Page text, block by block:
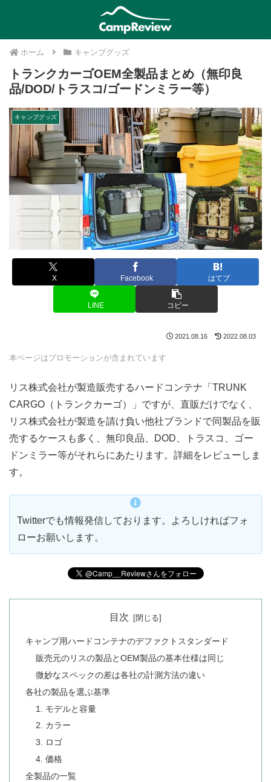
ホーム キャンプグッズ
トランクカーゴOEM全製品まとめ（無印良
品/DOD/トラスコ/ゴードンミラー等）
キャンプグッズ
X Facebook はてブ
LINE コピー
2021.08.16 2022.08.03
本ページはプロモーションが含まれています
リス株式会社が製造販売するハードコンテナ「TRUNK
CARGO（トランクカーゴ）」ですが、直販だけでなく、
リス株式会社が製造を請け負い他社ブランドで同製品を販
売するケースも多く、無印良品、DOD、トラスコ、ゴー
ドンミラー等がそれらにあたります。詳細をレビューしま
す。
Twitterでも情報発信しております。よろしければフォ
ローお願いします。
目次
キャンプ用ハードコンテナのデファクトスタンダード
販売元のリスの製品とOEM製品の基本仕様は同じ
微妙なスペックの差は各社の計測方法の違い
各社の製品を選ぶ基準
1. モデルと容量
2. カラー
3. ロゴ
4. 価格
全製品の一覧